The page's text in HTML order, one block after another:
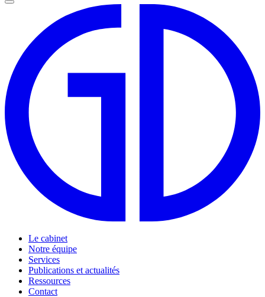
Le cabinet
Notre équipe
Services
Publications et actualités
Ressources
Contact